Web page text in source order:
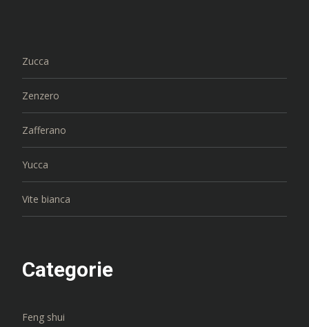
Zucca
Zenzero
Zafferano
Yucca
Vite bianca
Categorie
Feng shui